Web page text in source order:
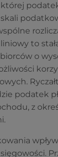
to
o
podatek
z